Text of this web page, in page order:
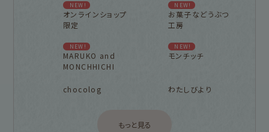
NEW!
オンラインショップ
限定
NEW!
お菓子などうぶつ
工房
NEW!
MARUKO and
MONCHHICHI
NEW!
モンチッチ
chocolog わたしびより
もっと見る